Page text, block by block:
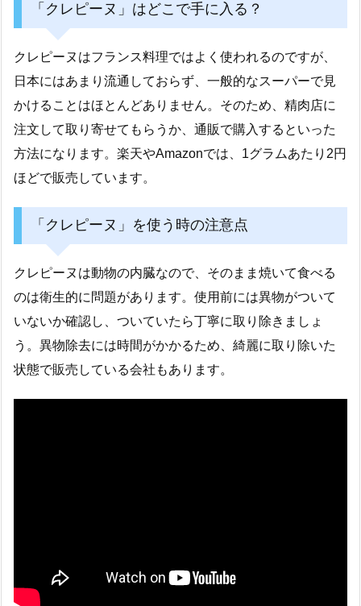
「クレピーヌ」はどこで手に入る？
クレピーヌはフランス料理ではよく使われるのですが、
日本にはあまり流通しておらず、一般的なスーパーで見
かけることはほとんどありません。そのため、精肉店に
注文して取り寄せてもらうか、通販で購入するといった
方法になります。楽天やAmazonでは、1グラムあたり2円
ほどで販売しています。
「クレピーヌ」を使う時の注意点
クレピーヌは動物の内臓なので、そのまま焼いて食べる
のは衛生的に問題があります。使用前には異物がついて
いないか確認し、ついていたら丁寧に取り除きましょ
う。異物除去には時間がかかるため、綺麗に取り除いた
状態で販売している会社もあります。